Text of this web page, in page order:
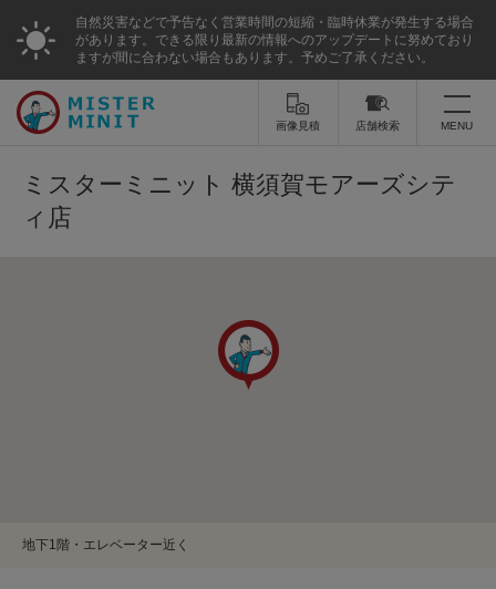
自然災害などで予告なく営業時間の短縮・臨時休業が発生する場合
があります。できる限り最新の情報へのアップデートに努めており
ますが間に合わない場合もあります。予めご了承ください。
画像見積 店舗検索 MENU
トップ
ミスターミニットについて
靴修理
ミスターミニット 横須賀モアーズシテ
ィ店
地下1階・エレベーター近く